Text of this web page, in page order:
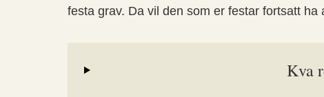
festa grav. Da vil den som er festar fortsatt
Kva